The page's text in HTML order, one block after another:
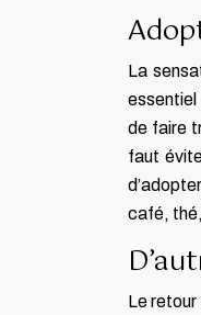
La
essentiel
de faire
faut
café,
Le retour